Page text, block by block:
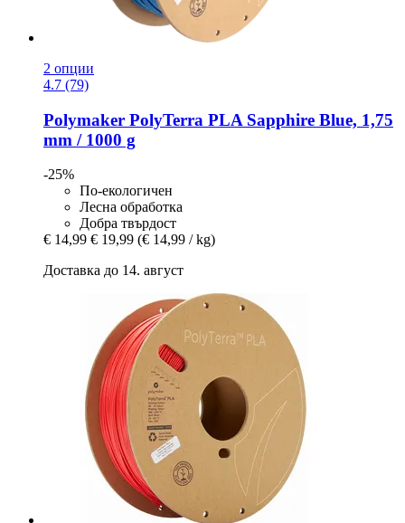
2 опции
4.7 (79)
Polymaker PolyTerra PLA Sapphire Blue, 1,75
mm / 1000 g
-25%
По-екологичен
Лесна обработка
Добра твърдост
€ 14,99 € 19,99 (€ 14,99 / kg)
Доставка до 14. август